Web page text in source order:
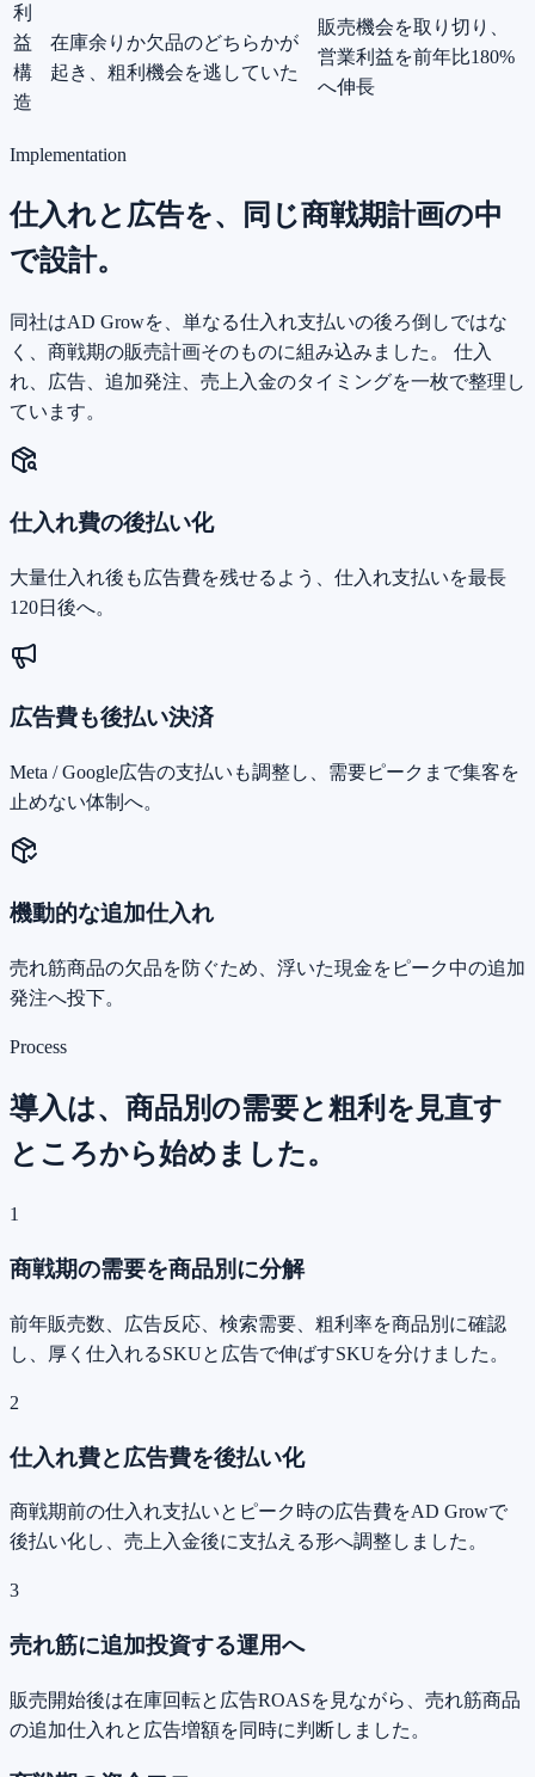
利
益
構
造
在庫余りか欠品のどちらかが
起き、粗利機会を逃していた
販売機会を取り切り、
営業利益を前年比180%
へ伸長
Implementation
仕入れと広告を、同じ商戦期計画の中
で設計。
同社はAD Growを、単なる仕入れ支払いの後ろ倒しではな
く、商戦期の販売計画そのものに組み込みました。 仕入
れ、広告、追加発注、売上入金のタイミングを一枚で整理し
ています。
仕入れ費の後払い化
大量仕入れ後も広告費を残せるよう、仕入れ支払いを最長
120日後へ。
広告費も後払い決済
Meta / Google広告の支払いも調整し、需要ピークまで集客を
止めない体制へ。
機動的な追加仕入れ
売れ筋商品の欠品を防ぐため、浮いた現金をピーク中の追加
発注へ投下。
Process
導入は、商品別の需要と粗利を見直す
ところから始めました。
1
商戦期の需要を商品別に分解
前年販売数、広告反応、検索需要、粗利率を商品別に確認
し、厚く仕入れるSKUと広告で伸ばすSKUを分けました。
2
仕入れ費と広告費を後払い化
商戦期前の仕入れ支払いとピーク時の広告費をAD Growで
後払い化し、売上入金後に支払える形へ調整しました。
3
売れ筋に追加投資する運用へ
販売開始後は在庫回転と広告ROASを見ながら、売れ筋商品
の追加仕入れと広告増額を同時に判断しました。